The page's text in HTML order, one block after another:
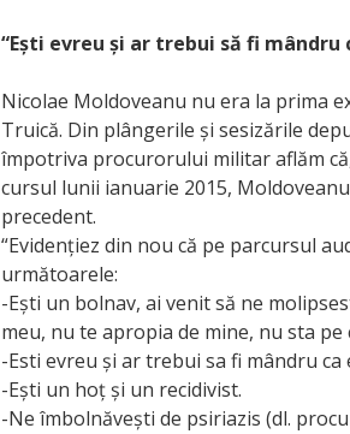
“Ești evreu și ar trebui să fi mândru
Nicolae Moldoveanu nu era la prima
Truică. Din plângerile și sesizările
împotriva procurorului militar aflăm
cursul lunii ianuarie 2015,
precedent.
“Evidențiez din nou că pe parcursul
următoarele:
-Ești un bolnav, ai venit să ne
meu, nu te apropia de mine, nu sta pe
-Esti evreu și ar trebui sa fi mândru ca
-Ești un hoț și un recidivist.
-Ne îmbolnăvești de psiriazis (dl.